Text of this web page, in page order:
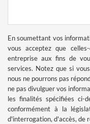
En soumettant vos
vous acceptez que
entreprise aux fins de
services. Notez que si
nous ne pourrons pas
ne pas divulguer vos
les finalités spécifiées ci-
conformément à la
d'interrogation, d'accès, de